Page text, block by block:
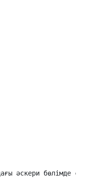
әскери бөлімде